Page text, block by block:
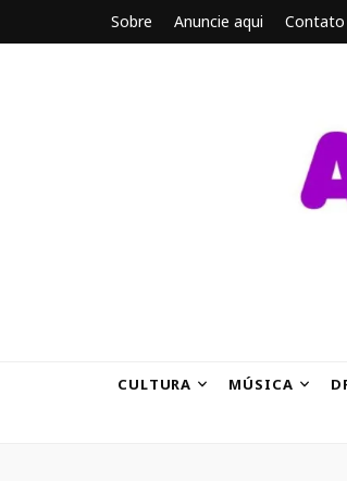
Sobre Anuncie aqui Contato
CULTURA MÚSICA